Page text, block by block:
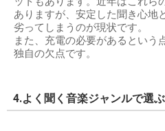
ありますが、安定した聞き心地
劣ってしまうのが現状です。
また、充電の必要があるという
独自の欠点です。
4.よく聞く音楽ジャンルで選ぶ